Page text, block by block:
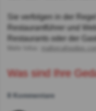
Sie verfolgen in der
Restaurantführer und
Restaurants oder der
Was sind Ihre
8 Kommentare